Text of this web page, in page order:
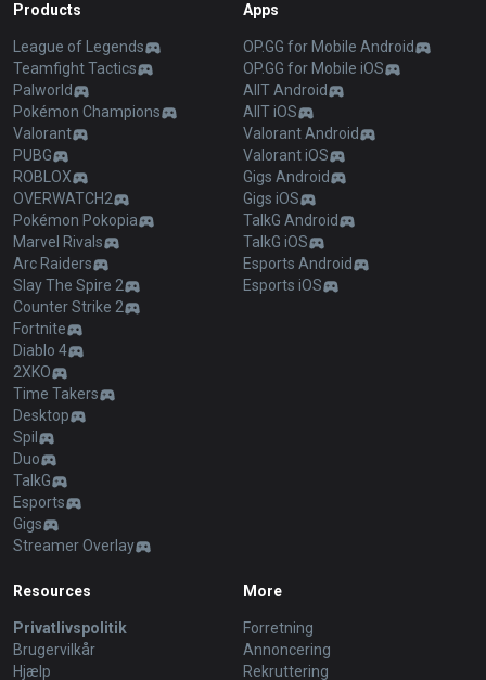
Products
League of Legends
Teamfight Tactics
Palworld
Pokémon Champions
Valorant
PUBG
ROBLOX
OVERWATCH2
Pokémon Pokopia
Marvel Rivals
Arc Raiders
Slay The Spire 2
Counter Strike 2
Fortnite
Diablo 4
2XKO
Time Takers
Desktop
Spil
Duo
TalkG
Esports
Gigs
Streamer Overlay
Apps
OP.GG for Mobile Android
OP.GG for Mobile iOS
AllT Android
AllT iOS
Valorant Android
Valorant iOS
Gigs Android
Gigs iOS
TalkG Android
TalkG iOS
Esports Android
Esports iOS
Resources
Privatlivspolitik
Brugervilkår
Hjælp
More
Forretning
Annoncering
Rekruttering